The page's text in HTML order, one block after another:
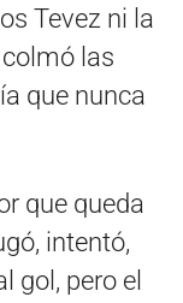
Tevez ni la
las
que nunca
que queda
intentó,
gol, pero el